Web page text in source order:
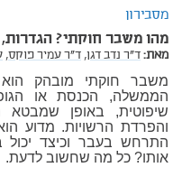
מסבירון
מהו משבר חוקתי?
מאת:ד"ר נדב דגן,ד"ר עמיר פוקס,
משבר חוקתי מובהק
הממשלה, הכנסת או
שיפוטית, באופן שמבטא
והפרדת הרשויות. מדוע
התרחש בעבר וכיצד
אותו? כל מה שחשוב לדעת.